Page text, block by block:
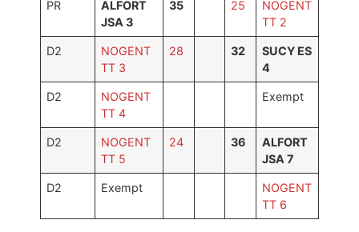
Les équipes
Photos
PR
ALFORT
JSA 3
35 25
NOGENT
TT 2
D2
NOGENT
TT 3
28 32
SUCY ES
4
D2
NOGENT
TT 4
Exempt
D2
NOGENT
TT 5
24 36
ALFORT
JSA 7
D2 Exempt
NOGENT
TT 6